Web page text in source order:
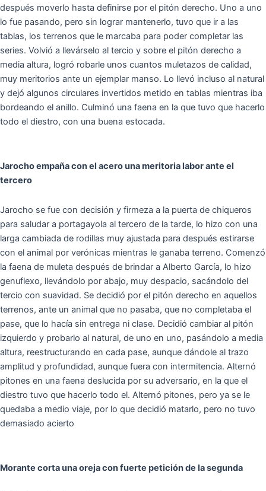
después moverlo hasta definirse por el pitón derecho. Uno a uno
lo fue pasando, pero sin lograr mantenerlo, tuvo que ir a las
tablas, los terrenos que le marcaba para poder completar las
series. Volvió a llevárselo al tercio y sobre el pitón derecho a
media altura, logró robarle unos cuantos muletazos de calidad,
muy meritorios ante un ejemplar manso. Lo llevó incluso al natural
y dejó algunos circulares invertidos metido en tablas mientras iba
bordeando el anillo. Culminó una faena en la que tuvo que hacerlo
todo el diestro, con una buena estocada.
Jarocho empaña con el acero una meritoria labor ante el
tercero
Jarocho se fue con decisión y firmeza a la puerta de chiqueros
para saludar a portagayola al tercero de la tarde, lo hizo con una
larga cambiada de rodillas muy ajustada para después estirarse
con el animal por verónicas mientras le ganaba terreno. Comenzó
la faena de muleta después de brindar a Alberto García, lo hizo
genuflexo, llevándolo por abajo, muy despacio, sacándolo del
tercio con suavidad. Se decidió por el pitón derecho en aquellos
terrenos, ante un animal que no pasaba, que no completaba el
pase, que lo hacía sin entrega ni clase. Decidió cambiar al pitón
izquierdo y probarlo al natural, de uno en uno, pasándolo a media
altura, reestructurando en cada pase, aunque dándole al trazo
amplitud y profundidad, aunque fuera con intermitencia. Alternó
pitones en una faena deslucida por su adversario, en la que el
diestro tuvo que hacerlo todo el. Alternó pitones, pero ya se le
quedaba a medio viaje, por lo que decidió matarlo, pero no tuvo
demasiado acierto
Morante corta una oreja con fuerte petición de la segunda